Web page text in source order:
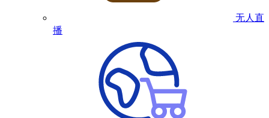
无人直
播